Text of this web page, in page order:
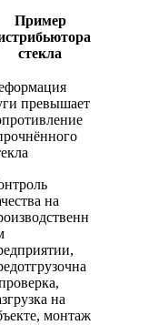
Пример
стекла
превышает
на
на
монтаж